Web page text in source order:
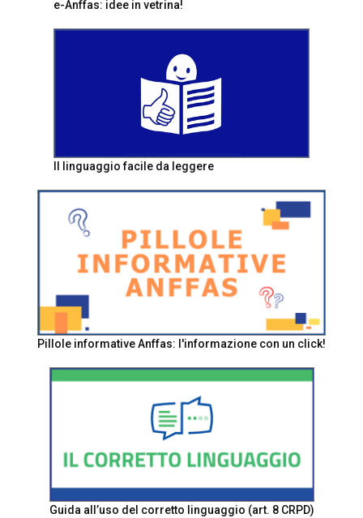
e-Anffas: idee in vetrina!
Il linguaggio facile da leggere
Pillole informative Anffas: l'informazione con un click!
Guida all’uso del corretto linguaggio (art. 8 CRPD)